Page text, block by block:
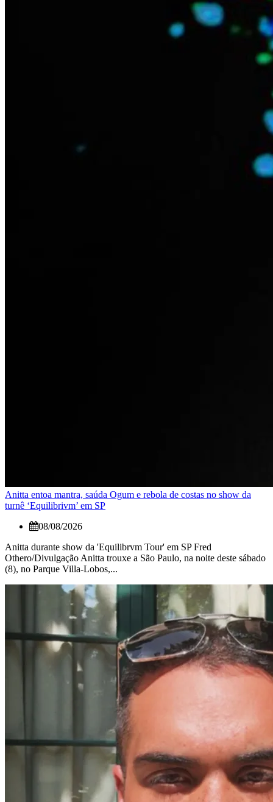
Anitta entoa mantra, saúda Ogum e rebola de costas no show da
turnê ‘Equilibrivm’ em SP
08/08/2026
Anitta durante show da 'Equilibrvm Tour' em SP Fred
Othero/Divulgação Anitta trouxe a São Paulo, na noite deste sábado
(8), no Parque Villa-Lobos,...